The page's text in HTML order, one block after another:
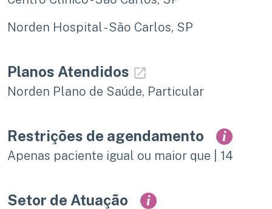
Norden Hospital - São Carlos, SP
Planos Atendidos
Norden Plano de Saúde, Particular
Restrições de agendamento i
Apenas paciente igual ou maior que | 14
Setor de Atuação i